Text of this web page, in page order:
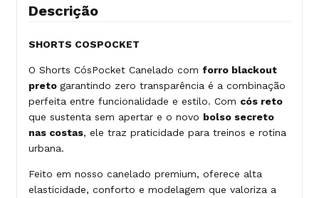
Descrição
SHORTS COSPOCKET
O Shorts CósPocket Canelado com forro blackout
preto garantindo zero transparência é a combinação
perfeita entre funcionalidade e estilo. Com cós reto
que sustenta sem apertar e o novo bolso secreto
nas costas, ele traz praticidade para treinos e rotina
urbana.
Feito em nosso canelado premium, oferece alta
elasticidade, conforto e modelagem que valoriza a